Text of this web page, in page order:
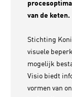
van de keten.
Stichting
visuele
mogelijk
Visio biedt
vormen van